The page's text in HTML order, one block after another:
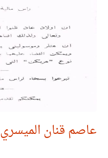
عاصم قنان الميسري